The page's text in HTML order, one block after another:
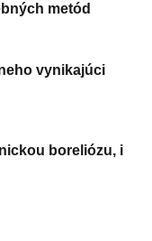
metód
vynikajúci
boreliózu, i